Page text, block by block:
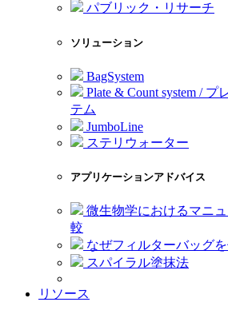
パブリック・リサーチ
ソリューション
BagSystem
Plate & Count system /
テム
JumboLine
ステリウォーター
アプリケーションアドバイス
微生物学におけるマニ
較
なぜフィルターバッグ
スパイラル塗抹法
リソース